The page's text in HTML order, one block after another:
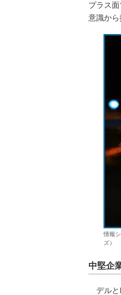
プラス
意識から
情報
ズ）
中堅企
デルと